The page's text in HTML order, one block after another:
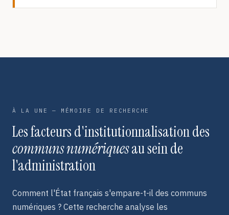
À LA UNE — MÉMOIRE DE RECHERCHE
Les facteurs d'institutionnalisation des
communs numériquesau sein de
l'administration
Comment l'État français s'empare-t-il des communs
numériques ? Cette recherche analyse les